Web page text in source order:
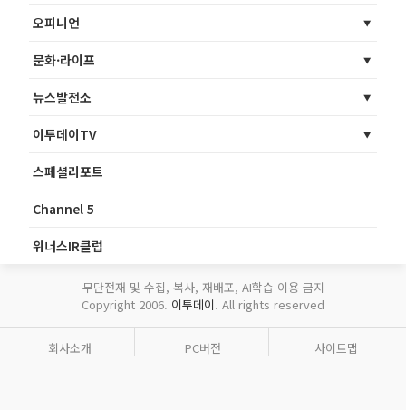
오피니언
문화·라이프
뉴스발전소
이투데이TV
스페셜리포트
Channel 5
위너스IR클럽
무단전재 및 수집, 복사, 재배포, AI학습 이용 금지
Copyright 2006. 이투데이. All rights reserved
회사소개 PC버전 사이트맵